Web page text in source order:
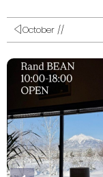
October //